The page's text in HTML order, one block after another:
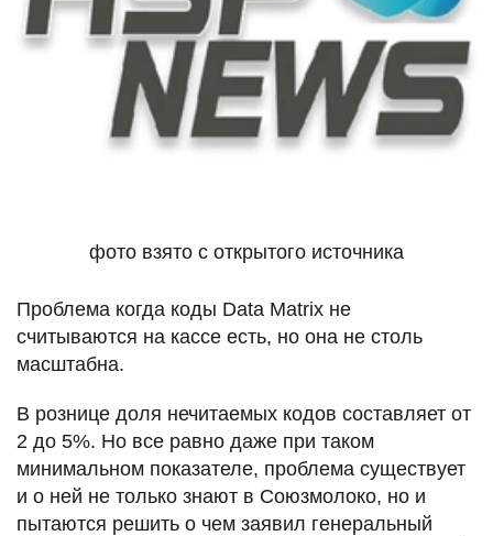
фото взято с открытого источника
Проблема когда коды Data Matrix не
считываются на кассе есть, но она не столь
масштабна.
В рознице доля нечитаемых кодов составляет от
2 до 5%. Но все равно даже при таком
минимальном показателе, проблема существует
и о ней не только знают в Союзмолоко, но и
пытаются решить о чем заявил генеральный